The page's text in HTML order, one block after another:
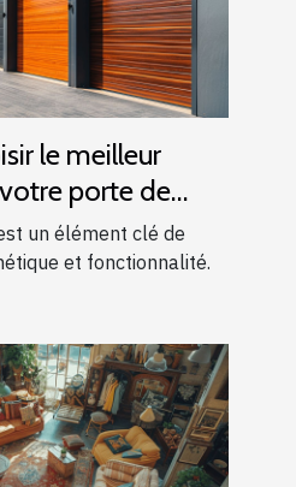
le meilleur
porte de
un élément clé de
et fonctionnalité.